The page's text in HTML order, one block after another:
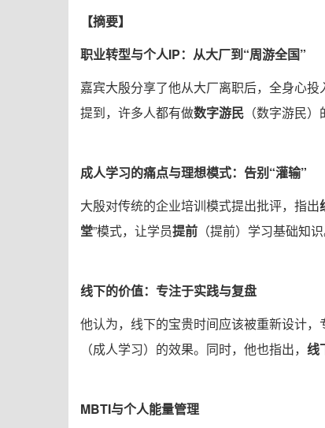
【摘要】
职业转型与个人IP：从大厂到“周游全国”
嘉宾大殷分享了他从大厂离职后，全身心
提到，许多人都有做数字游民 （数字游民
成人学习的痛点与理想模式：告别“灌输”
大殷对传统的企业培训模式提出批评，指出
堂”模式，让学员提前 （提前）学习基础知识
线下的价值：专注于实践与复盘
他认为，线下的宝贵时间应该被重新设计，
（成人学习）的效果。同时，他也指出， 线
MBTI与个人能量管理